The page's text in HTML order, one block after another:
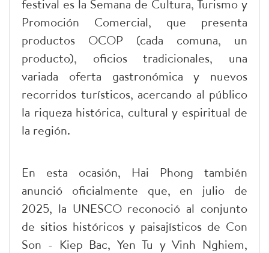
festival es la Semana de Cultura, Turismo y
Promoción Comercial, que presenta
productos OCOP (cada comuna, un
producto), oficios tradicionales, una
variada oferta gastronómica y nuevos
recorridos turísticos, acercando al público
la riqueza histórica, cultural y espiritual de
la región.
En esta ocasión, Hai Phong también
anunció oficialmente que, en julio de
2025, la UNESCO reconoció al conjunto
de sitios históricos y paisajísticos de Con
Son - Kiep Bac, Yen Tu y Vinh Nghiem,